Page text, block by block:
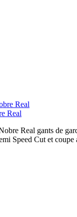
Real
Real gants de
Speed Cut et coupe